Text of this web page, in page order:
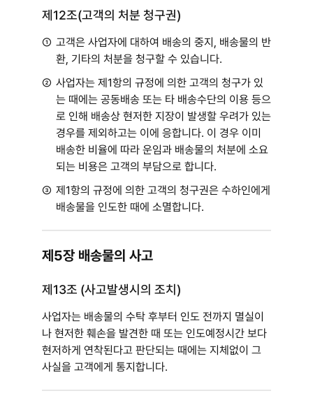
제12조(고객의 처분 청구권)
① 고객은 사업자에 대하여 배송의 중지, 배송물의 반
환, 기타의 처분을 청구할 수 있습니다.
② 사업자는 제1항의 규정에 의한 고객의 청구가 있
는 때에는 공동배송 또는 타 배송수단의 이용 등으
로 인해 배송상 현저한 지장이 발생할 우려가 있는
경우를 제외하고는 이에 응합니다. 이 경우 이미
배송한 비율에 따라 운임과 배송물의 처분에 소요
되는 비용은 고객의 부담으로 합니다.
③ 제1항의 규정에 의한 고객의 청구권은 수하인에게
배송물을 인도한 때에 소멸합니다.
제5장 배송물의 사고
제13조 (사고발생시의 조치)
사업자는 배송물의 수탁 후부터 인도 전까지 멸실이
나 현저한 훼손을 발견한 때 또는 인도예정시간 보다
현저하게 연착된다고 판단되는 때에는 지체없이 그
사실을 고객에게 통지합니다.